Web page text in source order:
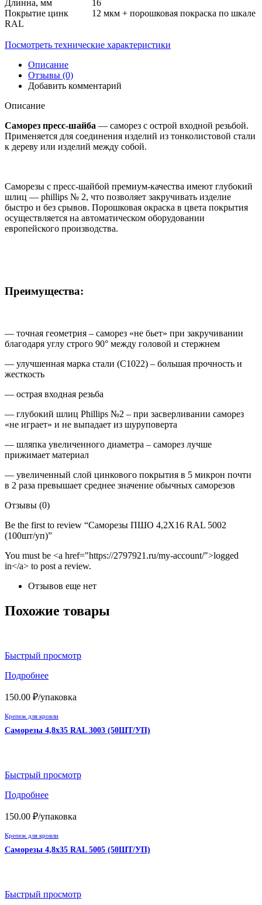
Длинна, мм 16
Покрытие цинк 12 мкм + порошковая покраска по шкале
RAL
Посмотреть технические характеристики
Описание
Отзывы (0)
Добавить комментарий
Описание
Саморез пресс-шайба — саморез с острой входной резьбой.
Применяется для соединения изделий из тонколистовой стали
к дереву или изделий между собой.
Саморезы с пресс-шайбой премиум-качества имеют глубокий
шлиц — phillips № 2, что позволяет закручивать изделие
быстро и без срывов. Порошковая окраска в цвета покрытия
осуществляется на автоматическом оборудовании
европейского производства.
Преимущества:
— точная геометрия – саморез «не бьет» при закручивании
благодаря углу строго 90° между головой и стержнем
— улучшенная марка стали (С1022) – большая прочность и
жесткость
— острая входная резьба
— глубокий шлиц Phillips №2 – при засверливании саморез
«не играет» и не выпадает из шуруповерта
— шляпка увеличенного диаметра – саморез лучше
прижимает материал
— увеличенный слой цинкового покрытия в 5 микрон почти
в 2 раза превышает среднее значение обычных саморезов
Отзывы (0)
Be the first to review “Саморезы ПШО 4,2Х16 RAL 5002
(100шт/уп)”
You must be <a href="https://2797921.ru/my-account/">logged
in</a> to post a review.
Отзывов еще нет
Похожие товары
Быстрый просмотр
Подробнее
150.00 ₽/упаковка
Крепеж для кровли
Саморезы 4,8х35 RAL 3003 (50ШТ/УП)
Быстрый просмотр
Подробнее
150.00 ₽/упаковка
Крепеж для кровли
Саморезы 4,8х35 RAL 5005 (50ШТ/УП)
Быстрый просмотр